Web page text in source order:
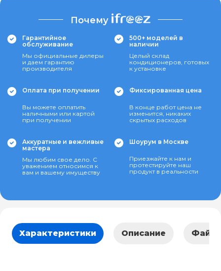
Почему
Гарантийное
обслуживание
Мы официальные дилеры
и даем гарантию
производителя
500+ моделей в
наличии
Целый склад
кондиционеров, готовых
к установке
Оплата при получении
Вы можете оплатить
наличными или картой
при получении
Фиксированная цена
В конце работ цена не
изменится, никаких
скрытых расходов
Аккуратные и вежливые
мастера
Мы любим свое дело. С
уважением относимся к
вам и вашему имуществу
Шоурум в Москве
Приезжайте к нам и
протестируйте наш
продукт в реальности
Характеристики Описание